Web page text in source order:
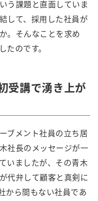
う課題と直面していま
して、採用した社員が
。そんなことを求め
のです。
受講で湧き上が
ブメント社員の立ち居
社長のメッセージが一
いましたが、その青木
代弁して顧客と真剣に
から間もない社員であ